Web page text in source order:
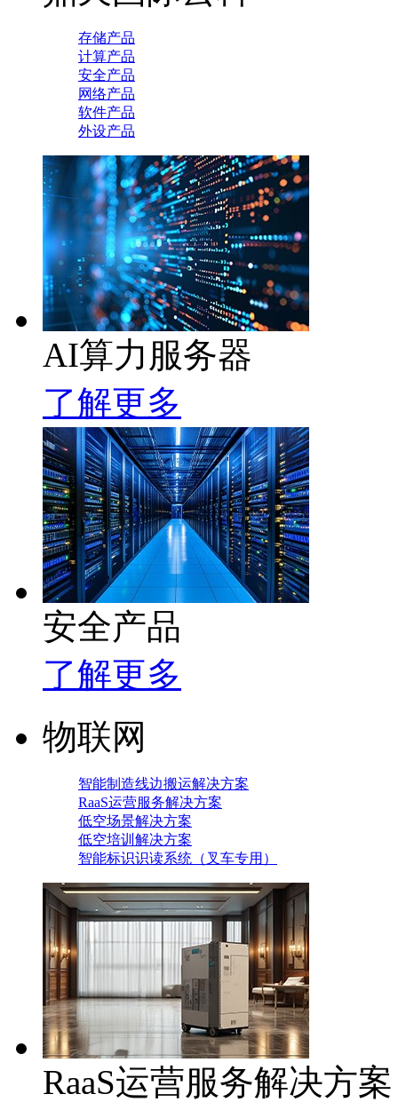
存储产品
计算产品
安全产品
网络产品
软件产品
外设产品
AI算力服务器
了解更多
安全产品
了解更多
物联网
智能制造线边搬运解决方案
RaaS运营服务解决方案
低空场景解决方案
低空培训解决方案
智能标识识读系统（叉车专用）
RaaS运营服务解决方案